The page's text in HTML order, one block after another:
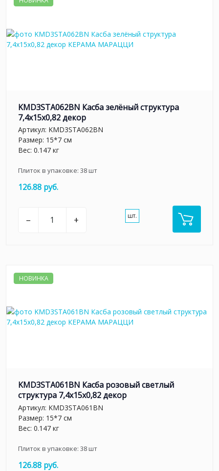
KMD3STA062BN Касба зелёный структура
7,4x15x0,82 декор
Артикул: KMD3STA062BN
Размер: 15*7 см
Вес: 0.147 кг
Плиток в упаковке: 38шт
126.88 руб.
– + шт.
НОВИНКА
KMD3STA061BN Касба розовый светлый
структура 7,4x15x0,82 декор
Артикул: KMD3STA061BN
Размер: 15*7 см
Вес: 0.147 кг
Плиток в упаковке: 38шт
126.88 руб.